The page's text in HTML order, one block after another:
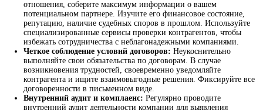
отношения, соберите максимум информации о вашем
потенциальном партнере. Изучите его финансовое состояние,
репутацию, наличие судебных споров в прошлом. Используйте
специализированные сервисы проверки контрагентов, чтобы
избежать сотрудничества с неблагонадежными компаниями.
Четкое соблюдение условий договоров: Неукоснительно
выполняйте свои обязательства по договорам. В случае
возникновения трудностей, своевременно уведомляйте
контрагента и ищите взаимовыгодные решения. Фиксируйте все
договоренности в письменном виде.
Внутренний аудит и комплаенс: Регулярно проводите
внутренний аудит деятельности компании для выявления